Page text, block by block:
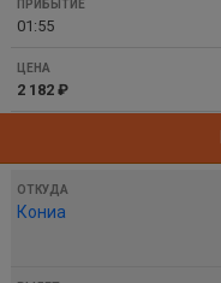
ПРИБЫТИЕ
ЦЕНА
01:55
2 182 ₽
Кониа